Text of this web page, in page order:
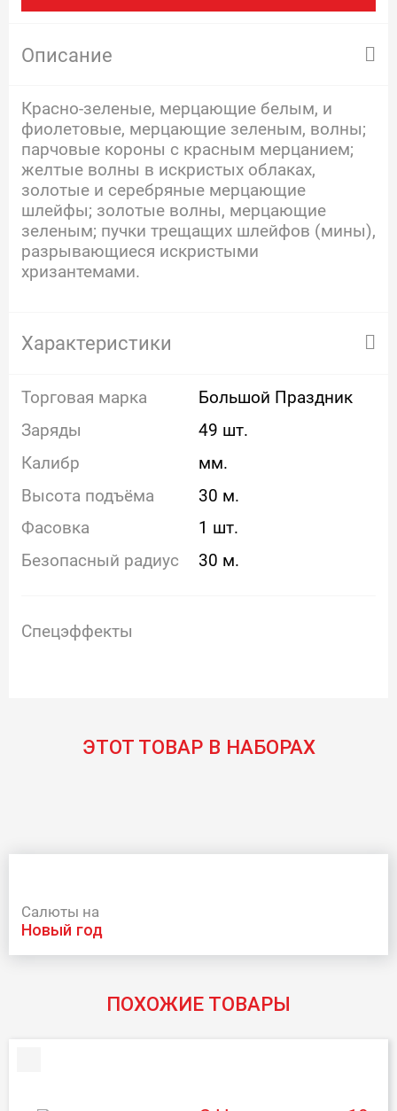
Описание
Красно-зеленые, мерцающие белым, и
фиолетовые, мерцающие зеленым, волны;
парчовые короны с красным мерцанием;
желтые волны в искристых облаках,
золотые и серебряные мерцающие
шлейфы; золотые волны, мерцающие
зеленым; пучки трещащих шлейфов (мины),
разрывающиеся искристыми
хризантемами.
Характеристики
Торговая марка
Большой Праздник
Заряды
49 шт.
Калибр
мм.
Высота подъёма
30 м.
Фасовка
1 шт.
Безопасный радиус
30 м.
Спецэффекты
ЭТОТ ТОВАР В НАБОРАХ
Салюты на
новый год
ПОХОЖИЕ ТОВАРЫ